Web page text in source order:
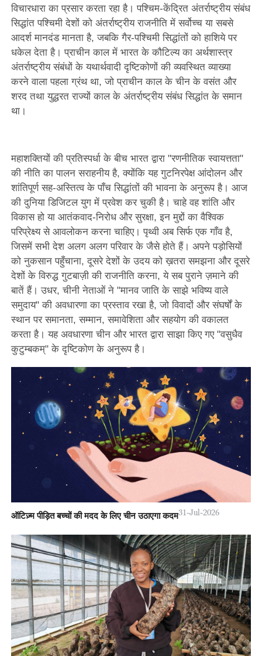
विचारधारा का प्रसार करता रहा है। पश्चिम-केंद्रित अंतर्राष्ट्रीय संबंध
सिद्धांत पश्चिमी देशों को अंतर्राष्ट्रीय राजनीति में सर्वोच्च या सबसे
आदर्श मानदंड मानता है, जबकि गैर-पश्चिमी सिद्धांतों को हाशिये पर
धकेल देता है। प्राचीन काल में भारत के कौटिल्य का अर्थशास्त्र
अंतर्राष्ट्रीय संबंधों के यथार्थवादी दृष्टिकोणों की व्यवस्थित व्याख्या
करने वाला पहला ग्रंथ था, जो प्राचीन काल के चीन के वसंत और
शरद तथा युद्धरत राज्यों काल के अंतर्राष्ट्रीय संबंध सिद्धांत के समान
था।
महाशक्तियों की प्रतिस्पर्धा के बीच भारत द्वारा "रणनीतिक स्वायत्तता"
की नीति का पालन सराहनीय है, क्योंकि यह गुटनिरपेक्ष आंदोलन और
शांतिपूर्ण सह-अस्तित्व के पाँच सिद्धांतों की भावना के अनुरूप है। आज
की दुनिया डिजिटल युग में प्रवेश कर चुकी है। चाहे वह शांति और
विकास हो या आतंकवाद-निरोध और सुरक्षा, इन मुद्दों का वैश्विक
परिप्रेक्ष्य से आवलोकन करना चाहिए। पृथ्वी अब सिर्फ एक गाँव है,
जिसमें सभी देश अलग अलग परिवार के जैसे होते हैं। अपने पड़ोसियों
को नुकसान पहुँचाना, दूसरे देशों के उदय को ख़तरा समझना और दूसरे
देशों के विरुद्ध गुटबाज़ी की राजनीति करना, ये सब पुराने ज़माने की
बातें हैं। उधर, चीनी नेताओं ने "मानव जाति के साझे भविष्य वाले
समुदाय" की अवधारणा का प्रस्ताव रखा है, जो विवादों और संघर्षों के
स्थान पर समानता, सम्मान, समावेशिता और सहयोग की वकालत
करता है। यह अवधारणा चीन और भारत द्वारा साझा किए गए "वसुधैव
कुटुम्बकम्" के दृष्टिकोण के अनुरूप है।
ऑटिज़्म पीड़ित बच्चों की मदद के लिए चीन उठाएगा कदम31-Jul-2026